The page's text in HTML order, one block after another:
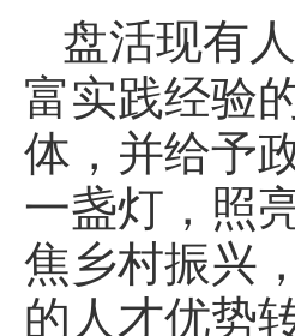
盘活现有
富实践经验
体，并给予
一盏灯，照
焦乡村振兴
的人才优势